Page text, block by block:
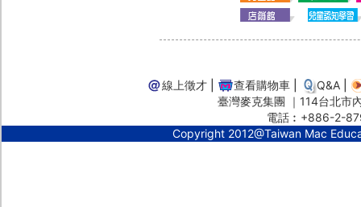
線上徵才 查看購物車 Q&A
臺灣麥克集團 ｜114台北
電話︰+886-2-
Copyright 2012@Taiwan Mac